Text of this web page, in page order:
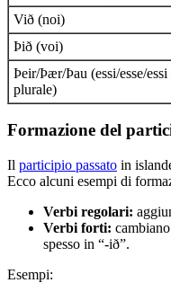
Við (noi)
Þið (voi)
Þeir/Þær/Þau (essi/esse/essi
plurale)
Formazione del
Il participio passato in
Ecco alcuni esempi di
Verbi regolari:
Verbi forti:
spesso in “-ið”.
Esempi: